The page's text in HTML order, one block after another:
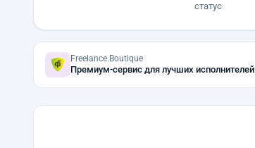
статус
Freelance.Boutique
Премиум-сервис для лучших исполнителей